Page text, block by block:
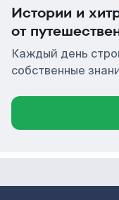
Истории и
от
Каждый день
собственные